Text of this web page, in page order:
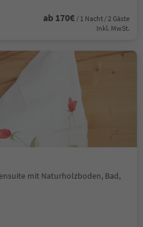
ab 170€ / 1 Nacht / 2 Gäste
Inkl. MwSt.
mit Naturholzboden, Bad,